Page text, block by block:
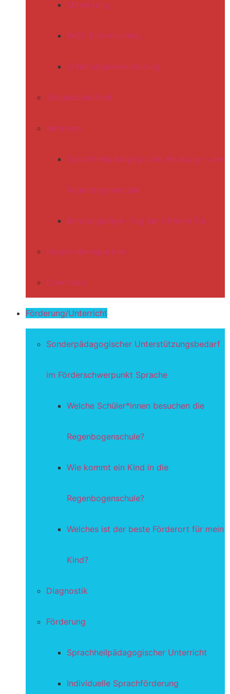
Mitwirkung
ReEL-Elterntraining
Erziehungsvereinbarung
Schulsozialarbeit
Beratung
Sprachheilpädagogische Beratung in der
Regenbogenschule
Beratungstage- Tag der offenen Tür
Kooperationspartner
Download
Förderung/Unterricht
Sonderpädagogischer Unterstützungsbedarf
im Förderschwerpunkt Sprache
Welche Schüler*innen besuchen die
Regenbogenschule?
Wie kommt ein Kind in die
Regenbogenschule?
Welches ist der beste Förderort für mein
Kind?
Diagnostik
Förderung
Sprachheilpädagogischer Unterricht
Individuelle Sprachförderung